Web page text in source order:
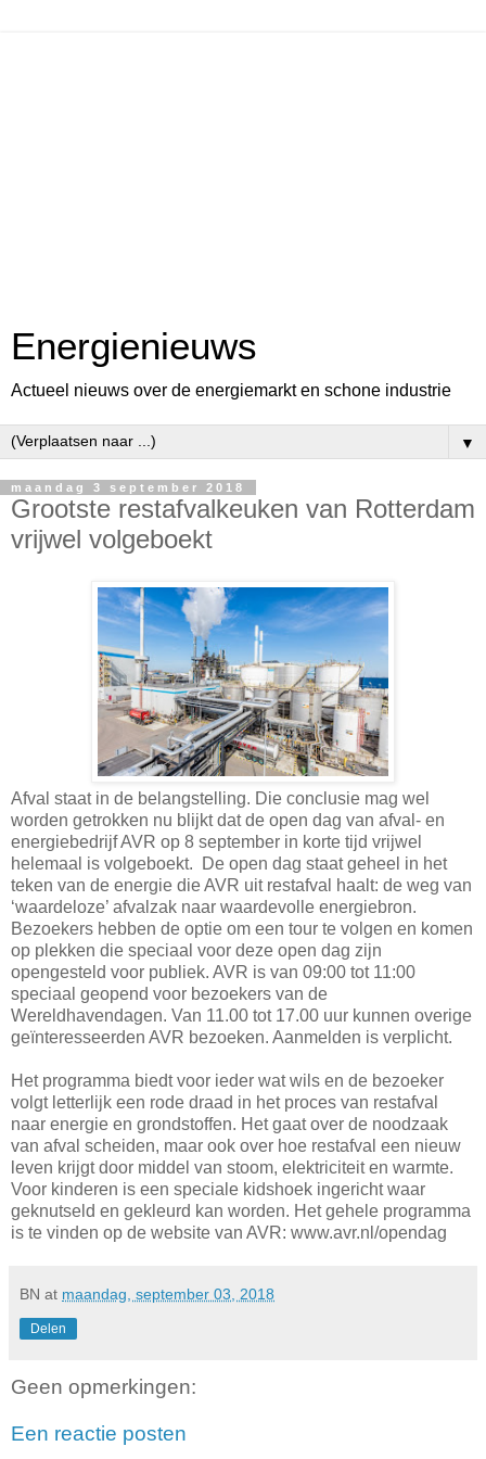
Energienieuws
Actueel nieuws over de energiemarkt en schone industrie
▼
maandag 3 september 2018
Grootste restafvalkeuken van Rotterdam
vrijwel volgeboekt
Afval staat in de belangstelling. Die conclusie mag wel
worden getrokken nu blijkt dat de open dag van afval- en
energiebedrijf AVR op 8 september in korte tijd vrijwel
helemaal is volgeboekt. De open dag staat geheel in het
teken van de energie die AVR uit restafval haalt: de weg van
‘waardeloze’ afvalzak naar waardevolle energiebron.
Bezoekers hebben de optie om een tour te volgen en komen
op plekken die speciaal voor deze open dag zijn
opengesteld voor publiek. AVR is van 09:00 tot 11:00
speciaal geopend voor bezoekers van de
Wereldhavendagen. Van 11.00 tot 17.00 uur kunnen overige
geïnteresseerden AVR bezoeken. Aanmelden is verplicht.
Het programma biedt voor ieder wat wils en de bezoeker
volgt letterlijk een rode draad in het proces van restafval
naar energie en grondstoffen. Het gaat over de noodzaak
van afval scheiden, maar ook over hoe restafval een nieuw
leven krijgt door middel van stoom, elektriciteit en warmte.
Voor kinderen is een speciale kidshoek ingericht waar
geknutseld en gekleurd kan worden. Het gehele programma
is te vinden op de website van AVR: www.avr.nl/opendag
BN at maandag, september 03, 2018
Delen
Geen opmerkingen:
Een reactie posten